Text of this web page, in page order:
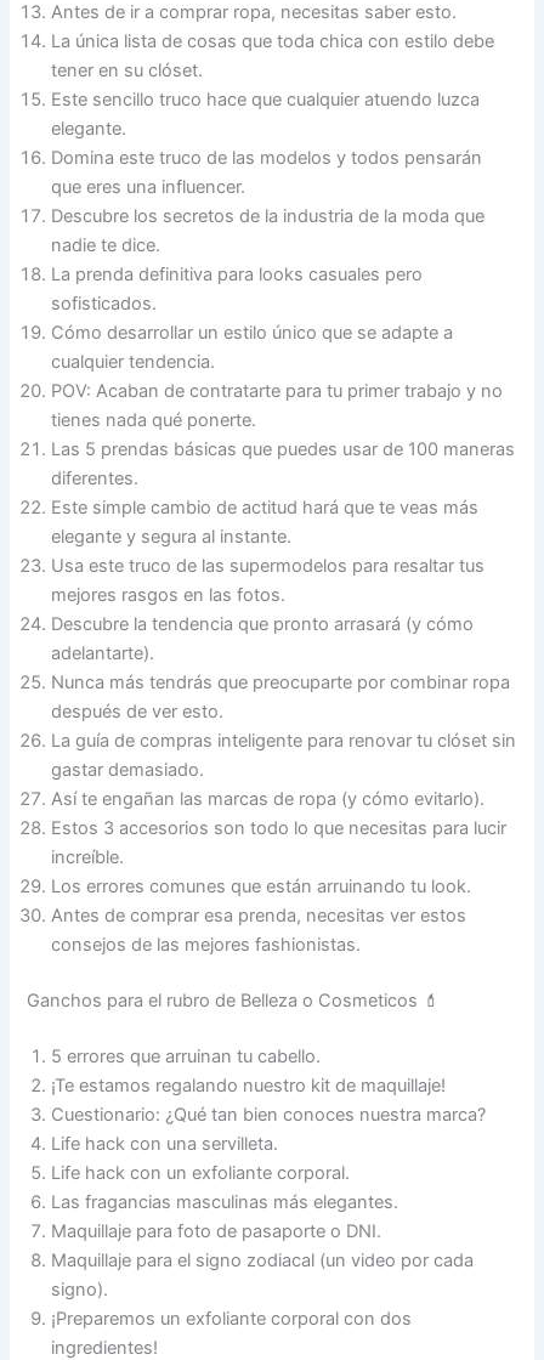
Antes de ir a comprar ropa, necesitas saber esto.
La única lista de cosas que toda chica con estilo debe
tener en su clóset.
Este sencillo truco hace que cualquier atuendo luzca
elegante.
Domina este truco de las modelos y todos pensarán
que eres una influencer.
Descubre los secretos de la industria de la moda que
nadie te dice.
La prenda definitiva para looks casuales pero
sofisticados.
Cómo desarrollar un estilo único que se adapte a
cualquier tendencia.
POV: Acaban de contratarte para tu primer trabajo y no
tienes nada qué ponerte.
Las 5 prendas básicas que puedes usar de 100 maneras
diferentes.
Este simple cambio de actitud hará que te veas más
elegante y segura al instante.
Usa este truco de las supermodelos para resaltar tus
mejores rasgos en las fotos.
Descubre la tendencia que pronto arrasará (y cómo
adelantarte).
Nunca más tendrás que preocuparte por combinar ropa
después de ver esto.
La guía de compras inteligente para renovar tu clóset sin
gastar demasiado.
Así te engañan las marcas de ropa (y cómo evitarlo).
Estos 3 accesorios son todo lo que necesitas para lucir
increíble.
Los errores comunes que están arruinando tu look.
Antes de comprar esa prenda, necesitas ver estos
consejos de las mejores fashionistas.
Ganchos para el rubro de Belleza o Cosmeticos 💄
5 errores que arruinan tu cabello.
¡Te estamos regalando nuestro kit de maquillaje!
Cuestionario: ¿Qué tan bien conoces nuestra marca?
Life hack con una servilleta.
Life hack con un exfoliante corporal.
Las fragancias masculinas más elegantes.
Maquillaje para foto de pasaporte o DNI.
Maquillaje para el signo zodiacal (un video por cada
signo).
¡Preparemos un exfoliante corporal con dos
ingredientes!